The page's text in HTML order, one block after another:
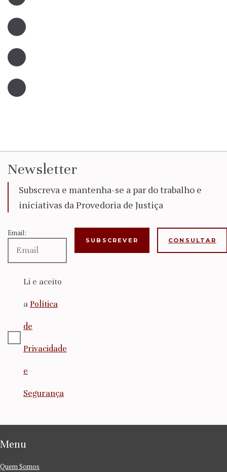
Newsletter
Subscreva e mantenha-se a par do trabalho e
iniciativas da Provedoria de Justiça
Email:
Li e aceito
a Política
de
Privacidade
e
Segurança
CONSULTAR
Menu
Quem Somos